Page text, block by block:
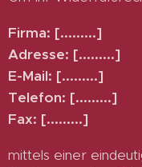
Firma: [.........]
Adresse: [.........]
E-Mail: [.........]
Telefon: [.........]
Fax: [.........]
mittels einer